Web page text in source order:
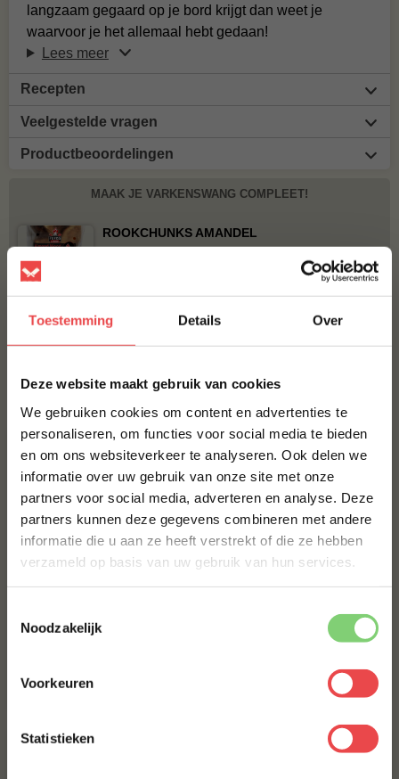
Toestemming Details Over
Deze website maakt gebruik van cookies
We gebruiken cookies om content en advertenties te
personaliseren, om functies voor social media te bieden
en om ons websiteverkeer te analyseren. Ook delen we
informatie over uw gebruik van onze site met onze
partners voor social media, adverteren en analyse. Deze
partners kunnen deze gegevens combineren met andere
informatie die u aan ze heeft verstrekt of die ze hebben
verzameld op basis van uw gebruik van hun services.
Noodzakelijk
Voorkeuren
Statistieken
langzaam gegaard op je bord krijgt dan weet je
waarvoor je het allemaal hebt gedaan!
Lees meer
Recepten
Veelgestelde vragen
Productbeoordelingen
MAAK JE VARKENSWANG COMPLEET!
ROOKCHUNKS AMANDEL
€ 8,95
Bestel alles
Procureur
Varkensbuik zonder
€ 6,98
10% korting op je
eerste bestelling*
Schrijf je in voor onze nieuwsbrief en ontvang direct
10% korting op jouw eerste bestelling.
ACHTERNAAM